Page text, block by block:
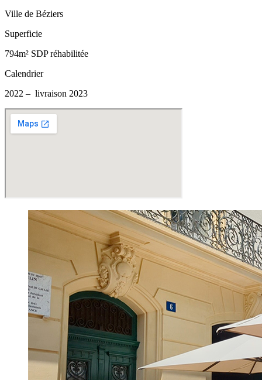
Ville de Béziers
Superficie
794m² SDP réhabilitée
Calendrier
2022 – livraison 2023